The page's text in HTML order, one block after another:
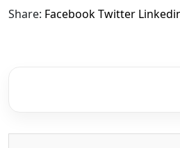
Share: FacebookTwitter